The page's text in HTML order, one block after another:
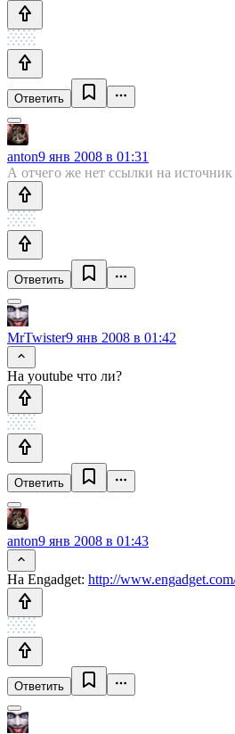
Ответить
anton9 янв 2008 в 01:31
А отчего же нет ссылки на источник
Ответить
MrTwister9 янв 2008 в 01:42
На youtube что ли?
Ответить
anton9 янв 2008 в 01:43
На Engadget: http://
Ответить